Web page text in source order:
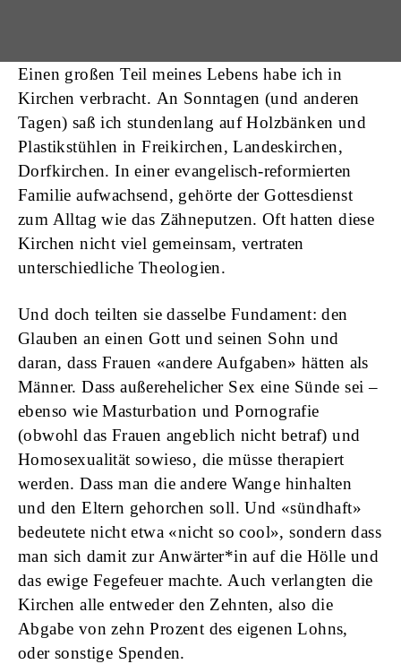
Einen großen Teil meines Lebens habe ich in
Kirchen verbracht. An Sonntagen (und anderen
Tagen) saß ich stundenlang auf Holzbänken und
Plastikstühlen in Freikirchen, Landeskirchen,
Dorfkirchen. In einer evangelisch-reformierten
Familie aufwachsend, gehörte der Gottesdienst
zum Alltag wie das Zähneputzen. Oft hatten diese
Kirchen nicht viel gemeinsam, vertraten
unterschiedliche Theologien.
Und doch teilten sie dasselbe Fundament: den
Glauben an einen Gott und seinen Sohn und
daran, dass Frauen «andere Aufgaben» hätten als
Männer. Dass außerehelicher Sex eine Sünde sei –
ebenso wie Masturbation und Pornografie
(obwohl das Frauen angeblich nicht betraf) und
Homosexualität sowieso, die müsse therapiert
werden. Dass man die andere Wange hinhalten
und den Eltern gehorchen soll. Und «sündhaft»
bedeutete nicht etwa «nicht so cool», sondern dass
man sich damit zur Anwärter*in auf die Hölle und
das ewige Fegefeuer machte. Auch verlangten die
Kirchen alle entweder den Zehnten, also die
Abgabe von zehn Prozent des eigenen Lohns,
oder sonstige Spenden.